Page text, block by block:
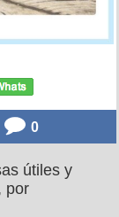
0
útiles y
por